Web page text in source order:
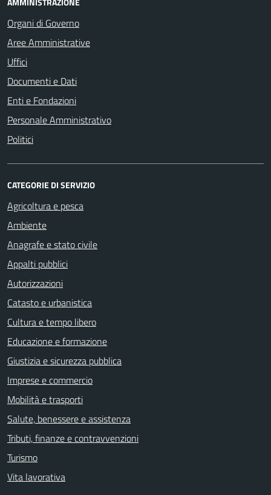
Organi di Governo
Aree Amministrative
Uffici
Documenti e Dati
Enti e Fondazioni
Personale Amministrativo
Politici
CATEGORIE DI SERVIZIO
Agricoltura e pesca
Ambiente
Anagrafe e stato civile
Appalti pubblici
Autorizzazioni
Catasto e urbanistica
Cultura e tempo libero
Educazione e formazione
Giustizia e sicurezza pubblica
Imprese e commercio
Mobilità e trasporti
Salute, benessere e assistenza
Tributi, finanze e contravvenzioni
Turismo
Vita lavorativa